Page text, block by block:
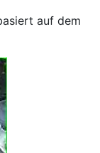
auf dem